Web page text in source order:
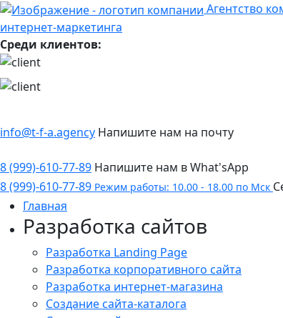
Агентство
интернет-маркетинга
Среди клиентов:
info@t-f-a.agency Напишите нам на почту
8 (999)-610-77-89 Напишите нам в What'sApp
8 (999)-610-77-89 Режим работы: 10.00 - 18.00 по Мск
Главная
Разработка сайтов
Разработка Landing Page
Разработка корпоративного сайта
Разработка интернет-магазина
Создание сайта-каталога